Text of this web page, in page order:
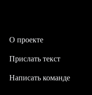
О проекте
Написать команде
Прислать текст